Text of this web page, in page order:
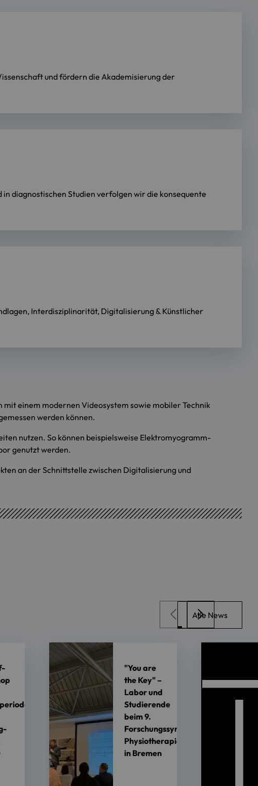
und fördern die Akademisierung der
diagnostischen Studien verfolgen wir die konsequente
Interdisziplinarität, Digitalisierung & Künstlicher
mit einem modernen Videosystem sowie mobiler Technik
werden können.
nutzen. So können beispielsweise Elektromyogramm-
genutzt werden.
an der Schnittstelle zwischen Digitalisierung und
Alle News
"You are
the Key" –
Labor und
Studierende
beim 9.
Forschungssymposium
Physiotherapie
in Bremen